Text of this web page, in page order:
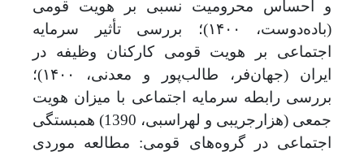
و احساس محرومیت نسبی بر هویت قومی
(باده‌دوست، ۱۴۰۰)؛ بررسی تأثیر سرمایه
اجتماعی بر هویت قومی کارکنان وظیفه در
ایران (جهان
فر، طالب‌پور و معدنی، ۱۴۰۰)؛
بررسی رابطه سرمایه اجتماعی با میزان هویت
جمعی (هزارجریبی و لهراسبی، 1390) همبستگی
اجتماعی در گروه‌های قومی: مطالعه موردی